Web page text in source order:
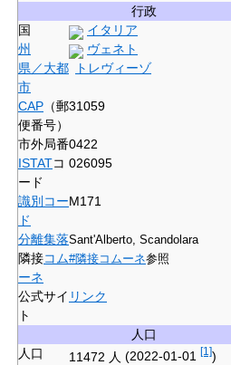
行政
国
イタリア
州
ヴェネト
県／大都
市
トレヴィーゾ
CAP （郵
便番号）
31059
市外局番0422
ISTATコ
ード
026095
識別コー
ド
M171
分離集落Sant'Alberto, Scandolara
隣接コム
ーネ
#隣接コムーネ参照
公式サイ
ト
リンク
人口
人口
11472 人 (2022-01-01 [1])